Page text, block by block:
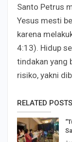
Santo Petrus
Yesus mesti
karena
4:13). Hidup
tindakan yang
risiko, yakni
RELATED POSTS